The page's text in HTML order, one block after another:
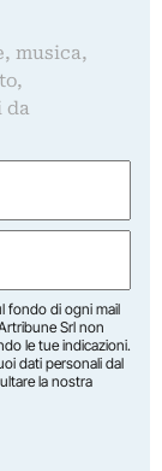
musica,
da
fondo di ogni mail
Srl non
le tue indicazioni.
dati personali dal
la nostra